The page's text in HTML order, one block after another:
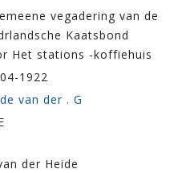
vegadering van de
Kaatsbond
Het stations -koffiehuis
1922
van der . G
der Heide